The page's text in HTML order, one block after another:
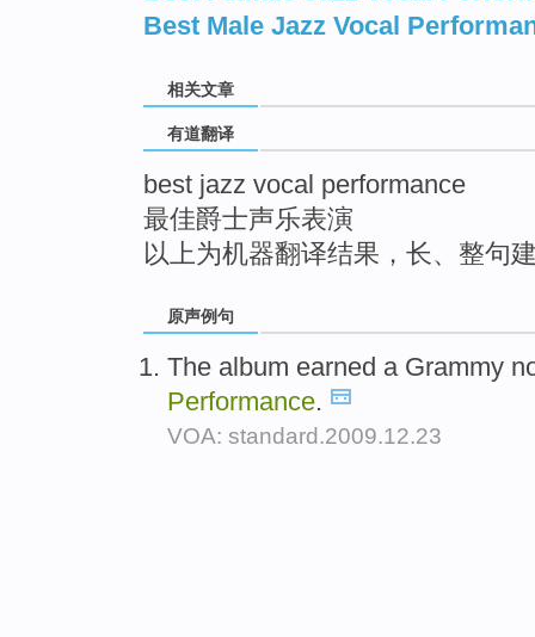
Best Male Jazz Vocal
相关文章
有道翻译
best jazz vocal performance
最佳爵士声乐表演
以上为机器翻译结果，长、整句
原声例句
The album earned a Grammy
Performance.
VOA: standard.2009.12.23